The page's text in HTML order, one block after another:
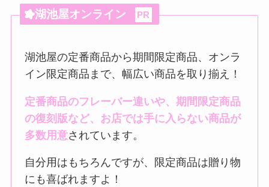
湖池屋オンライン PR
湖池屋の定番商品から期間限定商品、オンラ
イン限定商品まで、幅広い商品を取り揃え！
定番商品のフレーバー違いや、期間限定商品
の復刻版など、お店では手に入らない商品が
多数用意されています。
自分用はもちろんですが、限定商品は贈り物
にも喜ばれますよ！